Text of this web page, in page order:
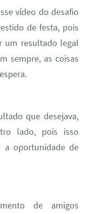
vídeo do desafio
de festa, pois
um resultado legal
sempre, as coisas
que desejava,
lado, pois isso
oportunidade de
de amigos